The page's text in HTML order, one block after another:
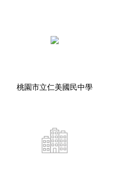
桃園市立仁美國民中學